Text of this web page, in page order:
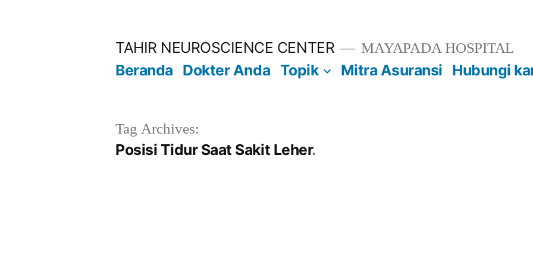
TAHIR NEUROSCIENCE CENTER MAYAPADA HOSPITAL
Beranda Dokter Anda Topik Mitra Asuransi Hubungi
Tag Archives:
Posisi Tidur Saat Sakit Leher